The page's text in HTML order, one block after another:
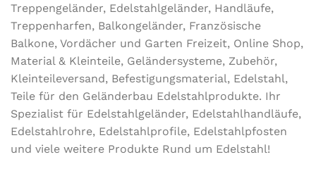
Treppengeländer, Edelstahlgeländer, Handläufe,
Treppenharfen, Balkongeländer, Französische
Balkone, Vordächer und Garten Freizeit, Online Shop,
Material & Kleinteile, Geländersysteme, Zubehör,
Kleinteileversand, Befestigungsmaterial, Edelstahl,
Teile für den Geländerbau Edelstahlprodukte. Ihr
Spezialist für Edelstahlgeländer, Edelstahlhandläufe,
Edelstahlrohre, Edelstahlprofile, Edelstahlpfosten
und viele weitere Produkte Rund um Edelstahl!